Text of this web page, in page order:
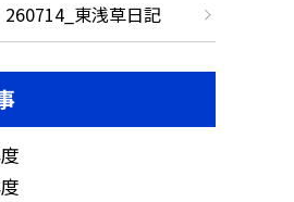
東浅草日記